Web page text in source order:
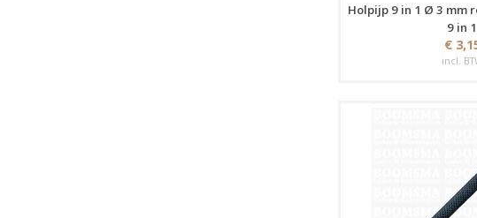
Holpijp 9 in 1 Ø 3 mm
9 in 1
€
incl.